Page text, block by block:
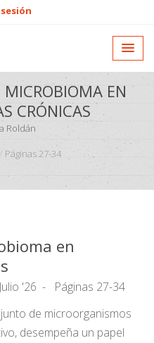
EN
CRÓNICAS
Roldán
Páginas 27-34
en
'26
Páginas 27-34
de microorganismos
desempeña un papel